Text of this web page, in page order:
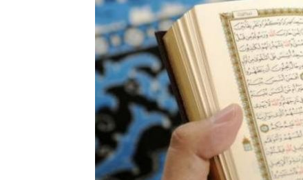
Tafsir
di
Indonesia